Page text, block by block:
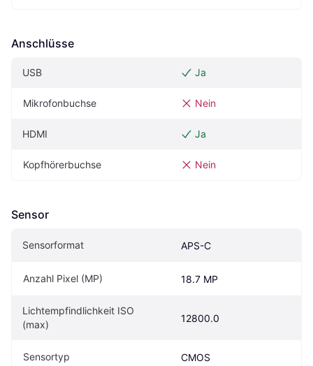
Anschlüsse
USB Ja
Mikrofonbuchse Nein
HDMI Ja
Kopfhörerbuchse Nein
Sensor
Sensorformat APS-C
Anzahl Pixel (MP) 18.7 MP
Lichtempfindlichkeit ISO
(max)
12800.0
Sensortyp CMOS